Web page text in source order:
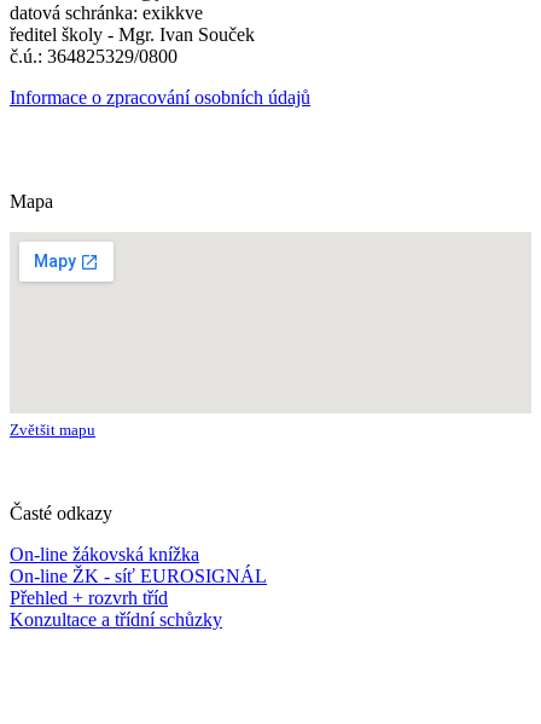
datová schránka: exikkve
ředitel školy - Mgr. Ivan Souček
č.ú.: 364825329/0800
Informace o zpracování osobních údajů
Mapa
Zvětšit mapu
Časté odkazy
On-line žákovská knížka
On-line ŽK - síť EUROSIGNÁL
Přehled + rozvrh tříd
Konzultace a třídní schůzky